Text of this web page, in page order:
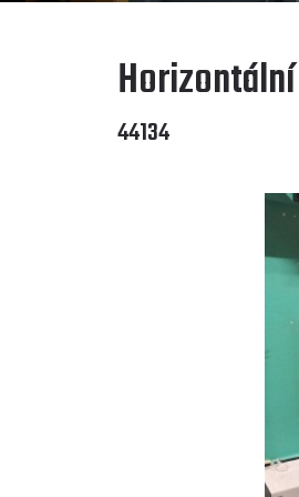
44134